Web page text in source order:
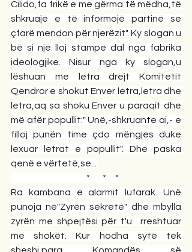
Cilido,fa frikë e me gërma të mëdha,të
shkruajë e të informojë partinë se
çfarë mendon për njerëzit". Ky slogan u
bë si një lloj stampe dal nga fabrika
ideologjike. Nisur nga ky slogan,u
lëshuan me letra drejt Komitetit
Qendror e shokut Enver letra,letra dhe
letra,aq sa shoku Enver u paraqit dhe
më afër popullit:" Unë,-shkruante ai,- e
filloj punën time çdo mëngjes duke
lexuar letrat e popullit". Dhe paska
qenë e vërtetë,se...
                                          *       *     *
Ra kambana e alarmit lufarak. Unë
punoja në"Zyrën sekrete" dhe mbylla
zyrën me shpejtësi për t'u  rreshtuar
me shokët. Kur hodha sytë tek